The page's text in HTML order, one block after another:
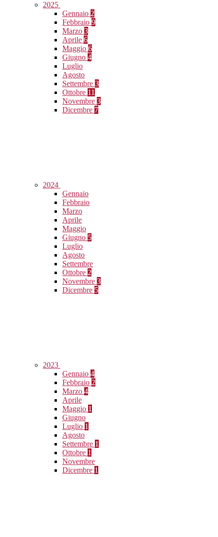
2025
Gennaio 2
Febbraio 9
Marzo 3
Aprile 6
Maggio 6
Giugno 4
Luglio
Agosto
Settembre 3
Ottobre 11
Novembre 3
Dicembre 7
2024
Gennaio
Febbraio
Marzo
Aprile
Maggio
Giugno 5
Luglio
Agosto
Settembre
Ottobre 2
Novembre 3
Dicembre 5
2023
Gennaio 4
Febbraio 2
Marzo 4
Aprile
Maggio 1
Giugno
Luglio 1
Agosto
Settembre 1
Ottobre 1
Novembre
Dicembre 1